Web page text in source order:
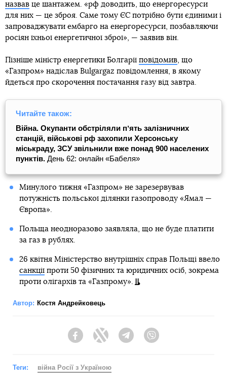
назвав це шантажем. «рф доводить, що енергоресурси
для них — це зброя. Саме тому ЄС потрібно бути єдиними і
запроваджувати ембарго на енергоресурси, позбавляючи
росіян їхньої енергетичної зброї», — заявив він.
Пізніше міністр енергетики Болгарії повідомив, що
«Газпром» надіслав Bulgargaz повідомлення, в якому
йдеться про скорочення постачання газу від завтра.
Читайте також:
Війна. Окупанти обстріляли пʼять залізничних
станцій, військові рф захопили Херсонську
міськраду, ЗСУ звільнили вже понад 900 населених
пунктів. День 62: онлайн «Бабеля»
Минулого тижня «Газпром» не зарезервував
потужність польської ділянки газопроводу «Ямал —
Європа».
Польща неодноразово заявляла, що не буде платити
за газ в рублях.
26 квітня Міністерство внутрішніх справ Польщі ввело
санкціїпроти 50 фізичних та юридичних осіб, зокрема
проти олігархів та «Газпрому».
Автор: Костя Андрейковець
FacebookTwitter Telegram
Теги: війна Росії з Україною